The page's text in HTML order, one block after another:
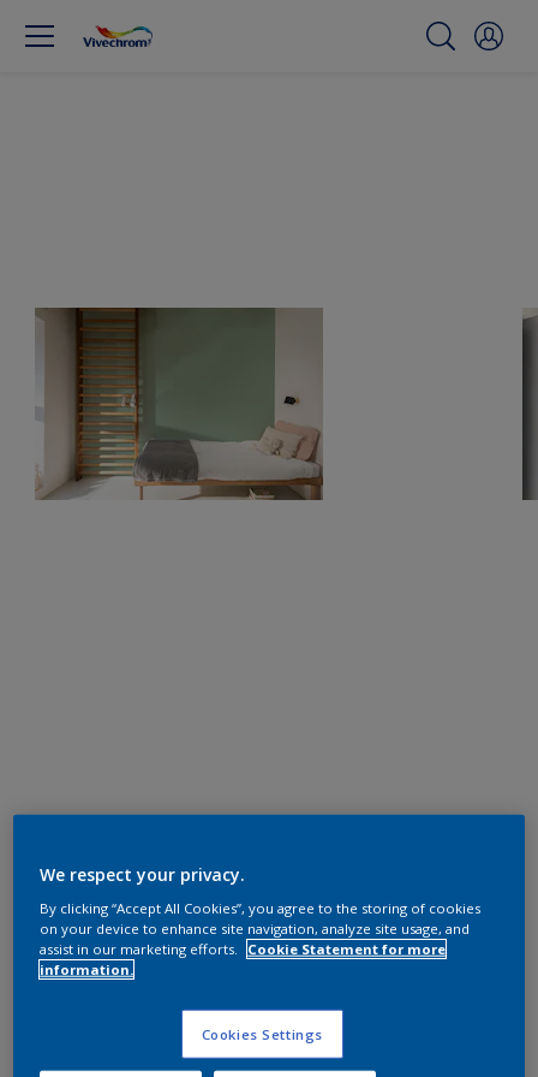
We respect your privacy.
By clicking “Accept All Cookies”, you agree to the storing of cookies
on your device to enhance site navigation, analyze site usage, and
assist in our marketing efforts.
Cookie Statement for more
information.
Cookies Settings